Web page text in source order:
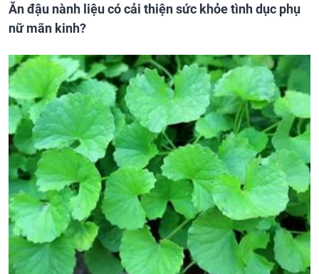
Ăn đậu nành liệu có cải thiện sức khỏe tình dục phụ
nữ mãn kinh?